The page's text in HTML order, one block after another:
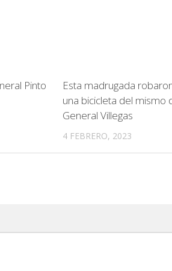
Pinto
Esta madrugada
una bicicleta del mismo
General Villegas
4 FEBRERO, 2023